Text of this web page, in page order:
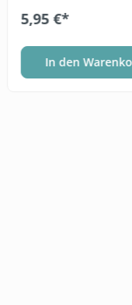
5,95 €*
In den